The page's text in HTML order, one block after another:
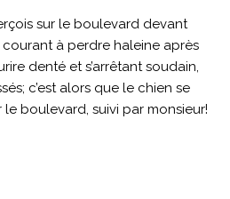
sur le boulevard devant
à perdre haleine après
denté et s’arrêtant soudain,
c’est alors que le chien se
le boulevard, suivi par monsieur!